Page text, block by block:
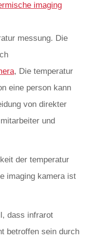
imaging
messung. Die
, Die temperatur
eine person kann
von direkter
und
der temperatur
imaging kamera ist
dass infrarot
betroffen sein durch